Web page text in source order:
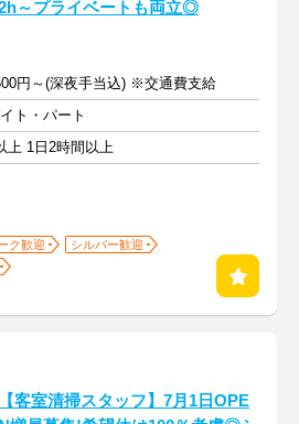
～プライベートも両立◎
円～(深夜手当込) ※交通費支給
ト・パート
上 1日2時間以上
ク歓迎
シルバー歓迎
【客室清掃スタッフ】7月1日OPE